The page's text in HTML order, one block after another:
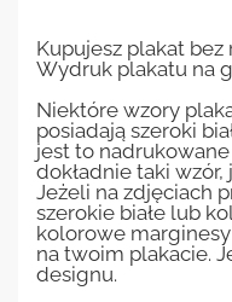
Kupujesz plakat bez
Wydruk plakatu na
Niektóre wzory
posiadają szeroki
jest to
dokładnie taki
Jeżeli na zdjęciach
szerokie białe lub
kolorowe
na twoim plakacie.
designu.